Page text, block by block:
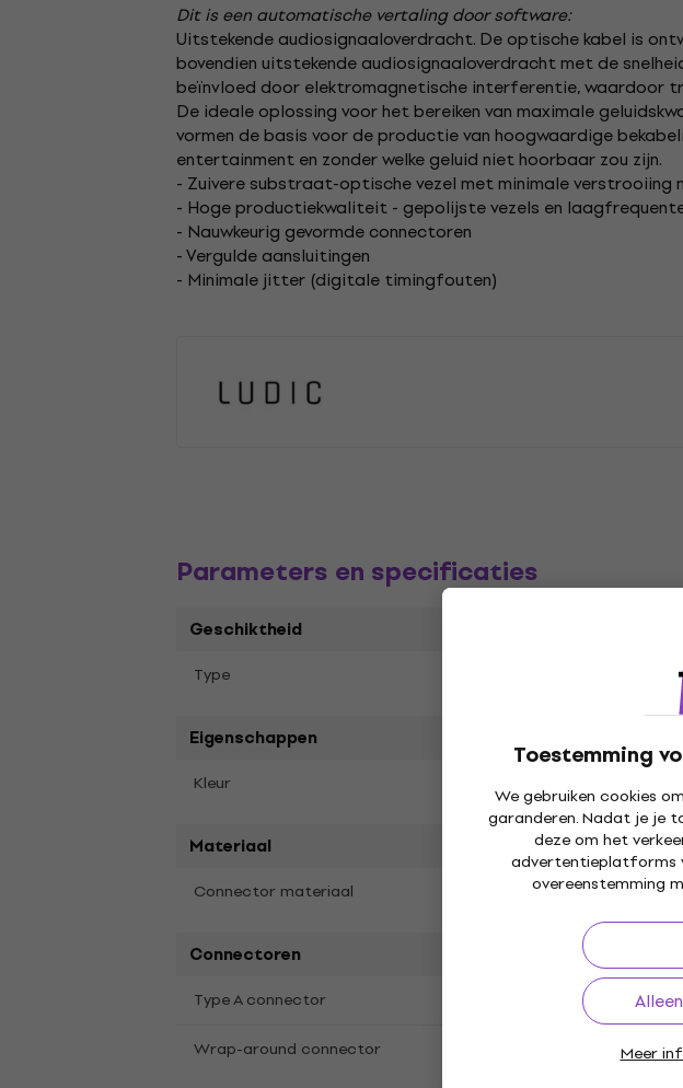
Toestemming
We gebruiken cookies
garanderen. Nadat je je
deze om het
advertentieplatforms
overeenstemming
Meer
Dit is een automatische vertaling door software:
Uitstekende audiosignaaloverdracht. De optische kabel is
bovendien uitstekende audiosignaaloverdracht met de
beïnvloed door elektromagnetische interferentie, waardoor
De ideale oplossing voor het bereiken van maximale
vormen de basis voor de productie van hoogwaardige
entertainment en zonder welke geluid niet hoorbaar zou zijn.
- Zuivere substraat-optische vezel met minimale verstrooiing
- Hoge productiekwaliteit - gepolijste vezels en
- Nauwkeurig gevormde connectoren
- Vergulde aansluitingen
- Minimale jitter (digitale timingfouten)
Parameters en specificaties
Geschiktheid
Type
Eigenschappen
Kleur
Materiaal
Connector materiaal
Connectoren
Type A connector
Wrap-around connector